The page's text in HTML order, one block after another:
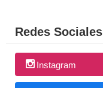
Redes Sociales
Instagram